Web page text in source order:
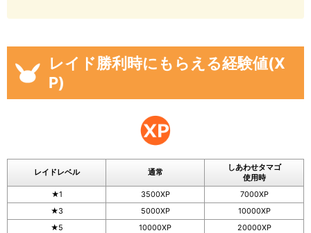
レイド勝利時にもらえる経験値(X
P)
レイドレベル 通常
しあわせタマゴ
使用時
★1
3500XP
7000XP
★3
5000XP
10000XP
★5
10000XP
20000XP